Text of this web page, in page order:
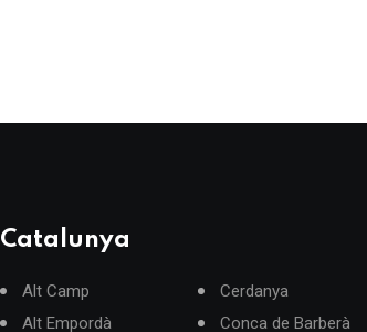
Catalunya
Alt Camp
Alt Empordà
Cerdanya
Conca de Barberà